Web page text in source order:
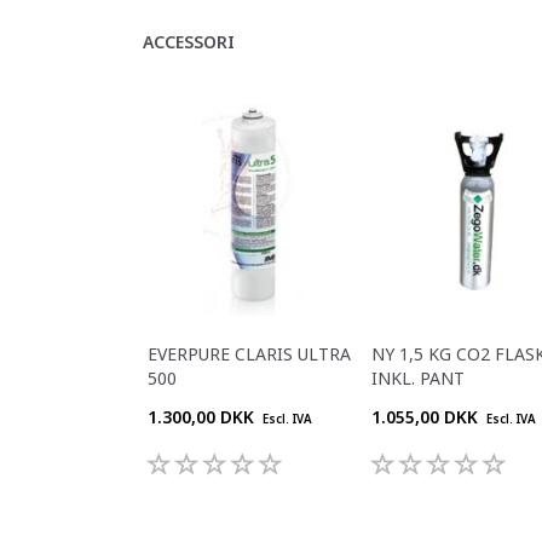
ACCESSORI
EVERPURE CLARIS ULTRA
500
1.300,00 DKK Escl. IVA
NY 1,5 KG CO2
INKL. PANT
1.055,00 DKK Escl. IVA